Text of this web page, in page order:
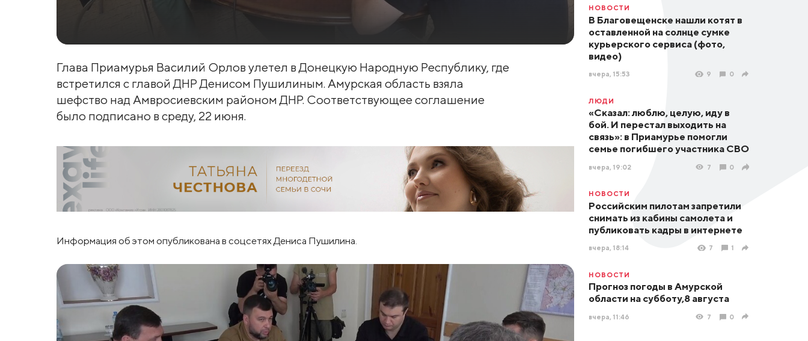
Глава Приамурья Василий Орлов улетел в Донецкую Народную Республику, где
встретился с главой ДНР Денисом Пушилиным. Амурская область взяла
шефство над Амвросиевским районом ДНР. Соответствующее соглашение
было подписано в среду, 22 июня.
Информация об этом опубликована в соцсетях Дениса Пушилина.
НОВОСТИ
В Благовещенске нашли котят в
оставленной на солнце сумке
курьерского сервиса (фото,
видео)
вчера, 15:53 9 0
ЛЮДИ
«Сказал: люблю, целую, иду в
бой. И перестал выходить на
связь»: в Приамурье помогли
семье погибшего участника СВО
вчера, 19:02 7 0
НОВОСТИ
Российским пилотам запретили
снимать из кабины самолета и
публиковать кадры в интернете
вчера, 18:14 7 1
НОВОСТИ
Прогноз погоды в Амурской
области на субботу,8 августа
вчера, 11:46 7 0